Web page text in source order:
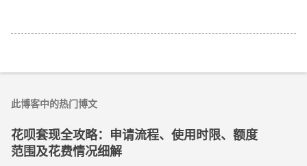
此博客中的热门博文
花呗套现全攻略：申请流程、使用时限、额度
范围及花费情况细解